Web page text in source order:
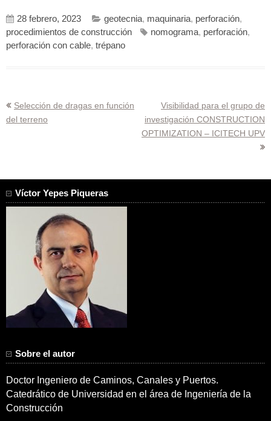
28 febrero, 2023 geotecnia, maquinaria, perforación,
procedimientos de construcción
nomograma, perforación,
perforación con cable, trépano
Navegación
de
Selección de dragas en función
del terreno
Visibilidad para el grupo de
investigación CONSTRUCTION
OPTIMIZATION – ICITECH UPV
Víctor Yepes Piqueras
Sobre el autor
Doctor Ingeniero de Caminos, Canales y Puertos.
Catedrático de Universidad en el área de Ingeniería de la
Construcción